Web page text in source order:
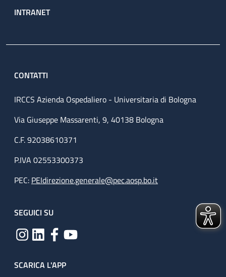
INTRANET
CONTATTI
IRCCS Azienda Ospedaliero - Universitaria di Bologna
Via Giuseppe Massarenti, 9, 40138 Bologna
C.F. 92038610371
P.IVA 02553300373
PEC: PEIdirezione.generale@pec.aosp.bo.it
SEGUICI SU
SCARICA L'APP